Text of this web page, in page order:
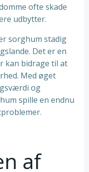
ofte skade
udbytter.
sorghum stadig
Det er en
kan bidrage til at
Med øget
og
spille en endnu
af